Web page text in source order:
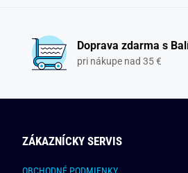
Doprava zdarma s
pri nákupe nad 35 €
ZÁKAZNÍCKY SERVIS